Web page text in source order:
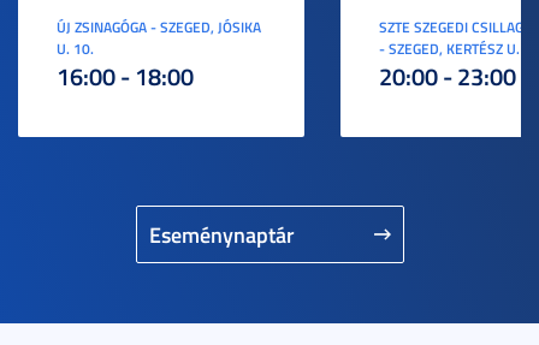
Eseménynaptár
ÚJ ZSINAGÓGA - SZEGED, JÓSIKA
U. 10.
16:00 - 18:00
SZTE SZEGEDI
- SZEGED, KERTÉSZ U. 3.
20:00 - 23:00